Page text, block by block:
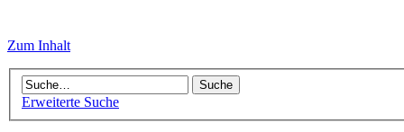
Zum Inhalt
Erweiterte Suche